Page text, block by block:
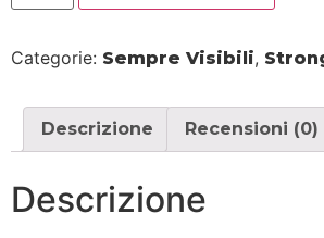
Categorie: Sempre Visibili,
Descrizione Recensioni (0)
Descrizione